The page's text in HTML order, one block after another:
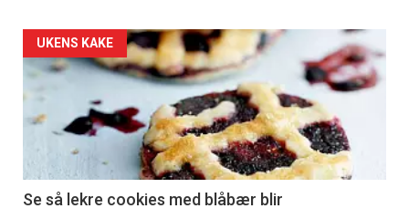
Forsiden
akkurat
nå
2
UKENS KAKE
Se så lekre cookies med blåbær blir